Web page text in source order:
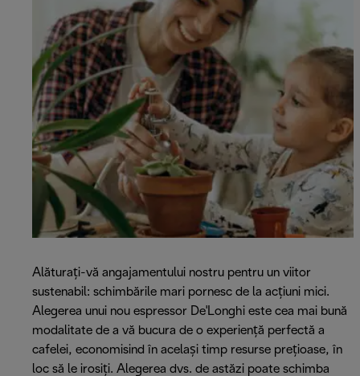
Alăturați-vă angajamentului nostru pentru un viitor
sustenabil: schimbările mari pornesc de la acțiuni mici.
Alegerea unui nou espressor De'Longhi este cea mai bună
modalitate de a vă bucura de o experiență perfectă a
cafelei, economisind în același timp resurse prețioase, în
loc să le irosiți. Alegerea dvs. de astăzi poate schimba